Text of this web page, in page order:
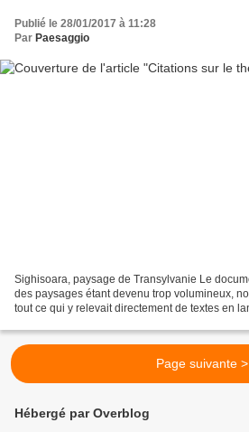
Publié le 28/01/2017 à 11:28
Par Paesaggio
Sighisoara, paysage de Transylvanie Le
des paysages étant devenu trop volumineux,
tout ce qui y relevait directement de textes en
Page suivante >
Hébergé par Overblog